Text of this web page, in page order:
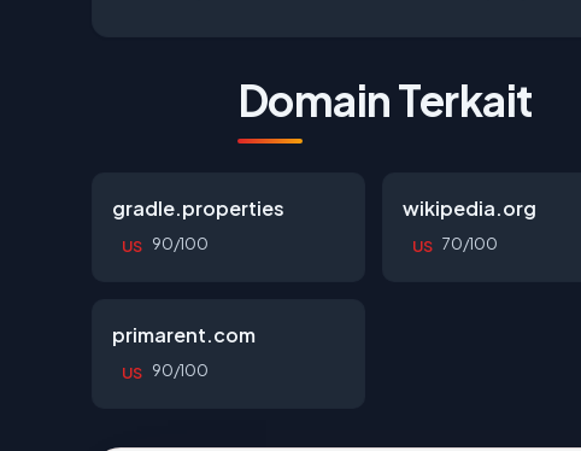
Domain Terkait
gradle.properties
US 90/100
wikipedia.org
US 70/100
primarent.com
US 90/100